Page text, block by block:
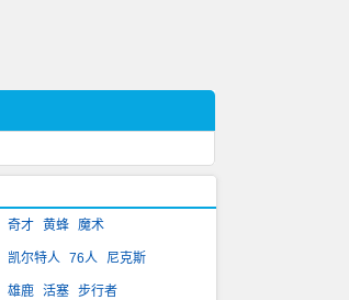
奇才 黄蜂 魔术
凯尔特人 76人 尼克斯
雄鹿 活塞 步行者